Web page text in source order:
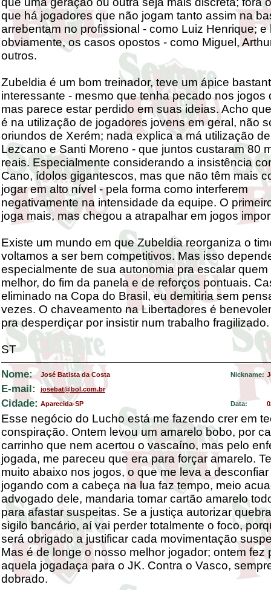
que há jogadores que não jogam tanto assim na
arrebentam no profissional - como Luiz Henrique; e
obviamente, os casos opostos - como Miguel,
outros.
Zubeldia é um bom treinador, teve um ápice
interessante - mesmo que tenha pecado nos jogos
mas parece estar perdido em suas ideias. Acho
é na utilização de jogadores jovens em geral, não
oriundos de Xerém; nada explica a má utilização
Lezcano e Santi Moreno - que juntos custaram 80
reais. Especialmente considerando a insistência
Cano, ídolos gigantescos, mas que não têm mais
jogar em alto nível - pela forma como interferem
negativamente na intensidade da equipe. O
joga mais, mas chegou a atrapalhar em jogos
Existe um mundo em que Zubeldia reorganiza o
voltamos a ser bem competitivos. Mas isso
especialmente de sua autonomia pra escalar quem
melhor, do fim da panela e de reforços pontuais.
eliminado na Copa do Brasil, eu demitiria sem
vezes. O chaveamento na Libertadores é
pra desperdiçar por insistir num trabalho fragilizado.
ST
Nome: José Batista da Costa Nickname:
E-mail: josebat@bol.com.br
Cidade: Aparecida-SP Data:
Esse negócio do Lucho está me fazendo crer em
conspiração. Ontem levou um amarelo bobo, por
carrinho que nem acertou o vascaíno, mas pelo
jogada, me pareceu que era para forçar amarelo.
muito abaixo nos jogos, o que me leva a
jogando com a cabeça na lua faz tempo, meio
advogado dele, mandaria tomar cartão amarelo
para afastar suspeitas. Se a justiça autorizar
sigilo bancário, aí vai perder totalmente o foco,
será obrigado a justificar cada movimentação
Mas é de longe o nosso melhor jogador; ontem fez
aquela jogadaça para o JK. Contra o Vasco,
dobrado.